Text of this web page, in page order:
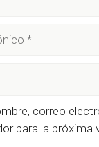
correo
para la próxima